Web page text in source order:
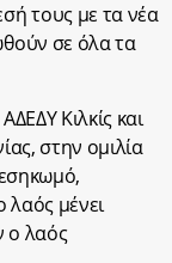
τους με τα νέα
σε όλα τα
Κιλκίς και
στην ομιλία
λαός μένει
ο λαός